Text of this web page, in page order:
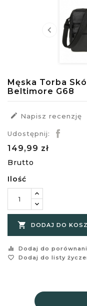

Męska Torba
Beltimore G68
 Napisz recenzję
Udostępnij:
149,99 zł
Brutto
Ilość
 DODAJ DO
equalizer
Dodaj do
favorite_border
Dodaj do listy